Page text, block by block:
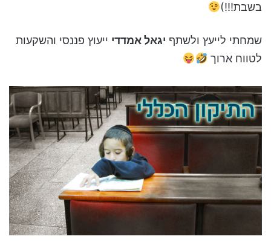
בשבת!!!)
שמחתי לייעץ ולשתף יגאל אמדדי ייעוץ פננסי והשקעות
לטווח ארוך